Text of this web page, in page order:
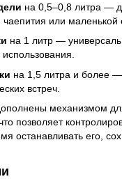
на 0,5–0,8 литра —
чаепития или маленькой
на 1 литр —
на 1,5 литра и более
встреч.
механизмом
позволяет
останавливать его,